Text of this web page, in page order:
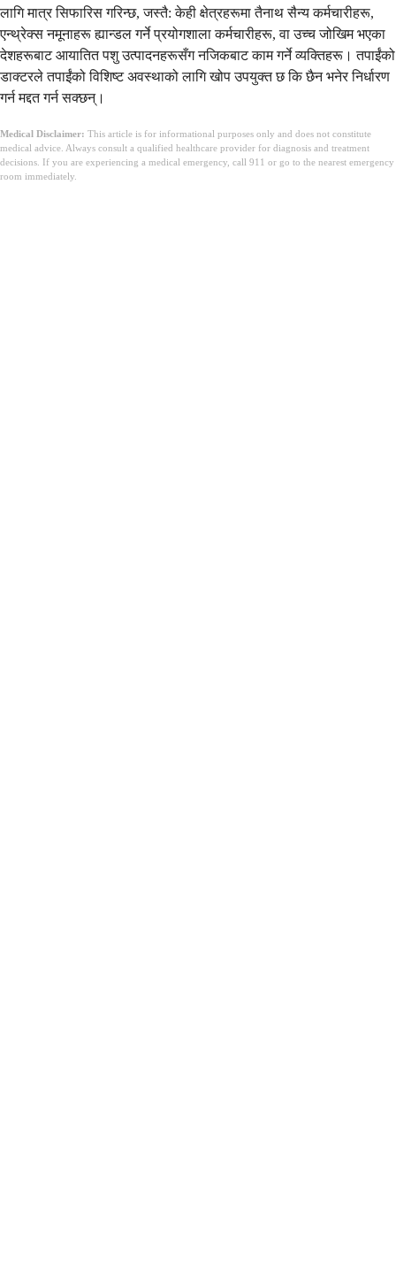
लागि मात्र सिफारिस गरिन्छ, जस्तै: केही क्षेत्रहरूमा तैनाथ सैन्य कर्मचारीहरू,
एन्थ्रेक्स नमूनाहरू ह्यान्डल गर्ने प्रयोगशाला कर्मचारीहरू, वा उच्च जोखिम भएका
देशहरूबाट आयातित पशु उत्पादनहरूसँग नजिकबाट काम गर्ने व्यक्तिहरू। तपाईंको
डाक्टरले तपाईंको विशिष्ट अवस्थाको लागि खोप उपयुक्त छ कि छैन भनेर निर्धारण
गर्न मद्दत गर्न सक्छन्।
Medical Disclaimer: This article is for informational purposes only and does not constitute
medical advice. Always consult a qualified healthcare provider for diagnosis and treatment
decisions. If you are experiencing a medical emergency, call 911 or go to the nearest emergency
room immediately.